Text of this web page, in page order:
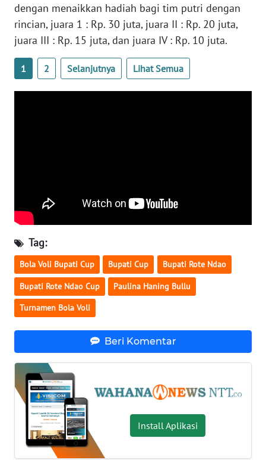
dengan menaikkan hadiah bagi tim putri dengan
rincian, juara 1 : Rp. 30 juta, juara II : Rp. 20 juta,
juara III : Rp. 15 juta, dan juara IV : Rp. 10 juta.
1 2 Selanjutnya Lihat Semua
Tag:
Bola Voli Bupati Cup Bupati Cup Bupati Rote Ndao
Bupati Rote Ndao Cup Paulina Haning Bullu
Turnamen Bola Voli
Beri Komentar
Install Aplikasi
WN
SULBAR
BABEL
BENGKULU
LAMPUNG
WN
JATENG
WN
NUSANTARA
WN
JOGJA
WN
JATIM
WN